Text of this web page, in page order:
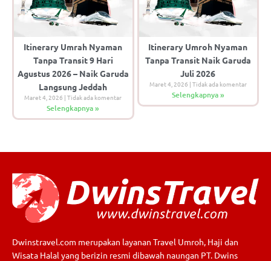
Itinerary Umrah Nyaman
Tanpa Transit 9 Hari
Agustus 2026 – Naik Garuda
Langsung Jeddah
Maret 4, 2026 Tidak ada komentar
Selengkapnya »
Itinerary Umroh Nyaman
Tanpa Transit Naik Garuda
Juli 2026
Maret 4, 2026 Tidak ada komentar
Selengkapnya »
Dwinstravel.com merupakan layanan Travel Umroh, Haji dan
Wisata Halal yang berizin resmi dibawah naungan PT. Dwins